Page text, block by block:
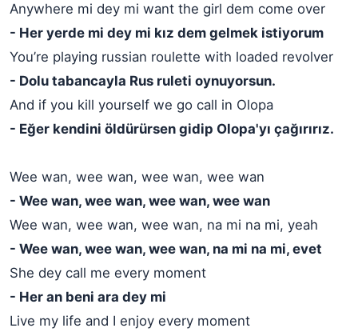
Anywhere mi dey mi want the girl dem come over
- Her yerde mi dey mi kız dem gelmek istiyorum
You’re playing russian roulette with loaded revolver
- Dolu tabancayla Rus ruleti oynuyorsun.
And if you kill yourself we go call in Olopa
- Eğer kendini öldürürsen gidip Olopa'yı çağırırız.
Wee wan, wee wan, wee wan, wee wan
- Wee wan, wee wan, wee wan, wee wan
Wee wan, wee wan, wee wan, na mi na mi, yeah
- Wee wan, wee wan, wee wan, na mi na mi, evet
She dey call me every moment
- Her an beni ara dey mi
Live my life and I enjoy every moment